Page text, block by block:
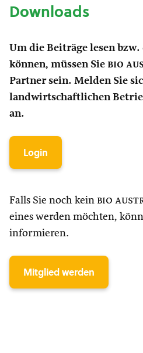
Downloads
Um die Beiträge lesen
können, müssen Sie bio
Partner sein. Melden Sie
landwirtschaftlichen
an.
Login
Falls Sie noch kein bio
eines werden möchten,
informieren.
Mitglied werden